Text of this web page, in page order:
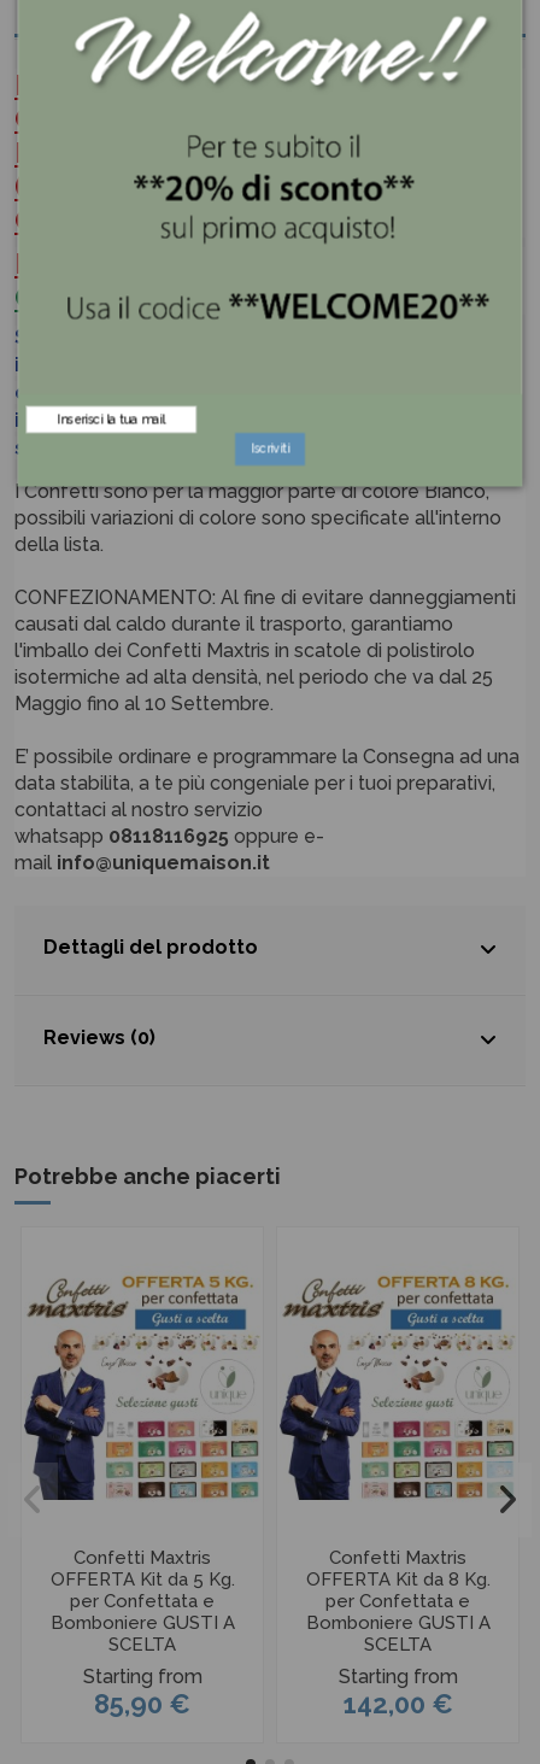
PRIMA DI ACQUISTARE
CONTROLLARE SEMPRE I GUSTI
DISPONIBILI IN MAGAZZINO
(VERIFICANDO ANCHE LE
QUANTITA') .
PUOI
QUI
Se vengono selezionati dei gusti NON DISPONIBILI
in magazzino
dell'ordine
in magazzino, e il cliente verrà informato delle
sostituzioni.
I Confetti sono per la maggior parte di colore Bianco,
possibili variazioni di colore sono specificate all'interno
della lista.
CONFEZIONAMENTO: Al fine di evitare danneggiamenti
causati dal caldo durante il trasporto, garantiamo
l'imballo dei Confetti Maxtris in scatole di polistirolo
isotermiche ad alta densità, nel periodo che va dal 25
Maggio fino al 10 Settembre.
E’ possibile ordinare e programmare la Consegna ad una
data stabilita, a te più congeniale per i tuoi preparativi,
contattaci al nostro servizio
whatsapp 08118116925 oppure e-
mail info@uniquemaison.it
Dettagli del prodotto
Reviews (0)
Potrebbe anche piacerti
Confetti Maxtris
OFFERTA Kit da 5 Kg.
per Confettata e
Bomboniere GUSTI A
SCELTA
Starting from
85,90 €
Confetti Maxtris
OFFERTA Kit da 8 Kg.
per Confettata e
Bomboniere GUSTI A
SCELTA
Starting from
142,00 €
Iscriviti